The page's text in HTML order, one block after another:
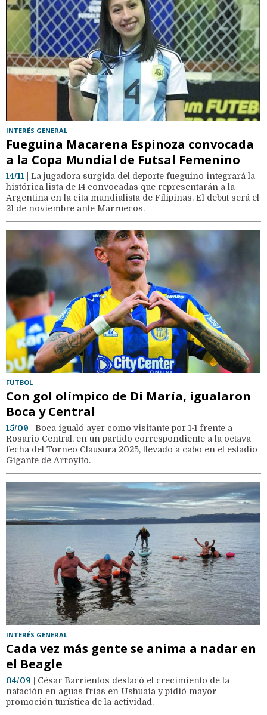
INTERÉS GENERAL
Fueguina Macarena Espinoza convocada
a la Copa Mundial de Futsal Femenino
14/11
| La jugadora surgida del deporte fueguino integrará la
histórica lista de 14 convocadas que representarán a la
Argentina en la cita mundialista de Filipinas. El debut será el
21 de noviembre ante Marruecos.
FUTBOL
Con gol olímpico de Di María, igualaron
Boca y Central
15/09 | Boca igualó ayer como visitante por 1-1 frente a
Rosario Central, en un partido correspondiente a la octava
fecha del Torneo Clausura 2025, llevado a cabo en el estadio
Gigante de Arroyito.
INTERÉS GENERAL
Cada vez más gente se anima a nadar en
el Beagle
04/09 | César Barrientos destacó el crecimiento de la
natación en aguas frías en Ushuaia y pidió mayor
promoción turística de la actividad.